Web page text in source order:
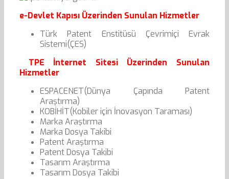
e-Devlet Kapısı Üzerinden Sunulan Hizmetler
Türk Patent Enstitüsü Çevrimiçi Evrak
Sistemi(ÇES)
TPE İnternet Sitesi Üzerinden Sunulan
Hizmetler
ESPACENET(Dünya Çapında Patent
Araştırma)
KOBİHİT(Kobiler için İnovasyon Taraması)
Marka Araştırma
Marka Dosya Takibi
Patent Araştırma
Patent Dosya Takibi
Tasarım Araştırma
Tasarım Dosya Takibi